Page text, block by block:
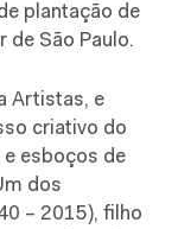
plantação de
de São Paulo.
Artistas, e
criativo do
esboços de
dos
– 2015), filho